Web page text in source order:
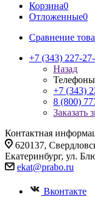
Корзина0
Отложенные0
Сравнение
+7 (343) 227-
Назад
Телефоны
+7 (343)
8 (800)
Заказать
Контактная
620137,
Екатеринбург, ул.
ekat@prabo.ru
Вконтакте